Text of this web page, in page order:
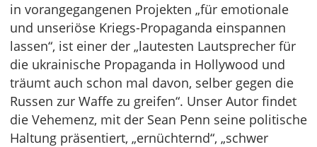
in vorangegangenen Projekten „für emotionale
und unseriöse Kriegs-Propaganda einspannen
lassen“, ist einer der „lautesten Lautsprecher für
die ukrainische Propaganda in Hollywood und
träumt auch schon mal davon, selber gegen die
Russen zur Waffe zu greifen“. Unser Autor findet
die Vehemenz, mit der Sean Penn seine politische
Haltung präsentiert, „ernüchternd“, „schwer